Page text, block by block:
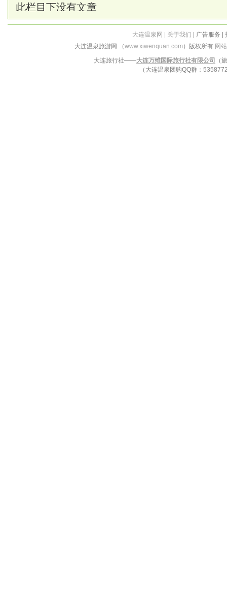
此栏目下没有文章
大连温泉网 关于我们 | 广告服务 |
大连温泉旅游网 （www.xiwenquan.com ）版权所有 网
大连旅行社——大连万维国际旅行社有限公司
（
（大连温泉团购QQ群：